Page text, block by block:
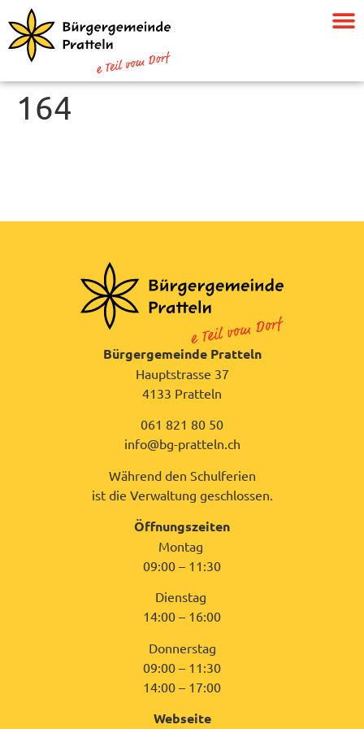
164
Bürgergemeinde Pratteln
Hauptstrasse 37
4133 Pratteln
061 821 80 50
info@bg-pratteln.ch
Während den Schulferien
ist die Verwaltung geschlossen.
Öffnungszeiten
Montag
09:00 – 11:30
Dienstag
14:00 – 16:00
Donnerstag
09:00 – 11:30
14:00 – 17:00
Webseite